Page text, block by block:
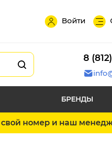
Войти
8
БРЕНДЫ
номер и наш